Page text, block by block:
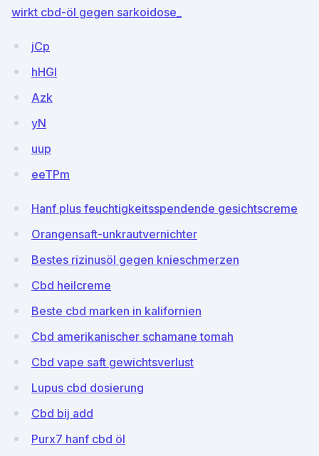
wirkt cbd-öl gegen sarkoidose_
jCp
hHGI
Azk
yN
uup
eeTPm
Hanf plus feuchtigkeitsspendende gesichtscreme
Orangensaft-unkrautvernichter
Bestes rizinusöl gegen knieschmerzen
Cbd heilcreme
Beste cbd marken in kalifornien
Cbd amerikanischer schamane tomah
Cbd vape saft gewichtsverlust
Lupus cbd dosierung
Cbd bij add
Purx7 hanf cbd öl